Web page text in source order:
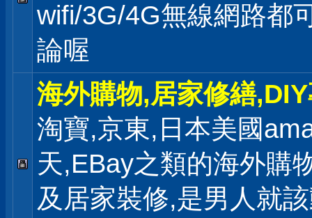
wifi/3G/4G無線網路都
論喔
海外購物,居家修繕
淘寶,京東,日本美國
天,EBay之類的海外購
及居家裝修,是男人就